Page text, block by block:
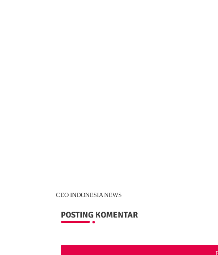
CEO INDONESIA NEWS
POSTING KOMENTAR